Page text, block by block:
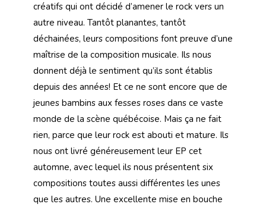
créatifs qui ont décidé d’amener le rock vers un
autre niveau. Tantôt planantes, tantôt
déchainées, leurs compositions font preuve d’une
maîtrise de la composition musicale. Ils nous
donnent déjà le sentiment qu’ils sont établis
depuis des années! Et ce ne sont encore que de
jeunes bambins aux fesses roses dans ce vaste
monde de la scène québécoise. Mais ça ne fait
rien, parce que leur rock est abouti et mature. Ils
nous ont livré généreusement leur EP cet
automne, avec lequel ils nous présentent six
compositions toutes aussi différentes les unes
que les autres. Une excellente mise en bouche